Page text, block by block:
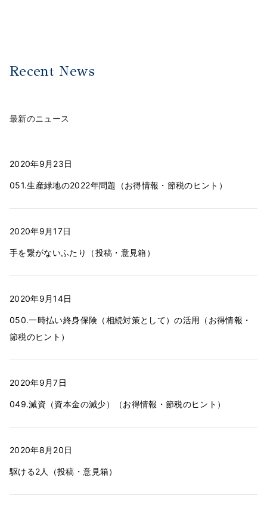
Recent News
最新のニュース
2020年9月23日
051.生産緑地の2022年問題（お得情報・節税のヒント）
2020年9月17日
手を繋がないふたり（投稿・意見箱）
2020年9月14日
050.一時払い終身保険（相続対策として）の活用（お得情報・
節税のヒント）
2020年9月7日
049.減資（資本金の減少）（お得情報・節税のヒント）
2020年8月20日
駆ける2人（投稿・意見箱）